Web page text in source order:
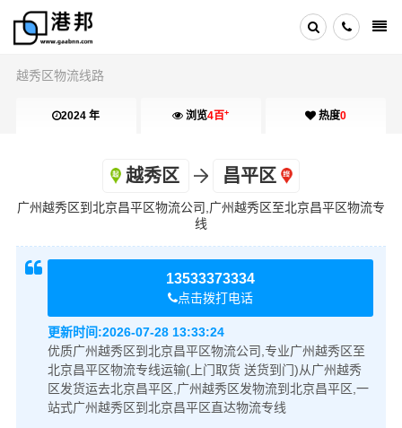
越秀区物流线路
2024 年 浏览4百+ 热度0
越秀区 昌平区
广州越秀区到北京昌平区物流公司,广州越秀区至北京昌平区物流专
线
13533373334
点击拨打电话
更新时间:2026-07-28 13:33:24
优质广州越秀区到北京昌平区物流公司,专业广州越秀区至
北京昌平区物流专线运输(上门取货 送货到门)从广州越秀
区发货运去北京昌平区,广州越秀区发物流到北京昌平区,一
站式广州越秀区到北京昌平区直达物流专线